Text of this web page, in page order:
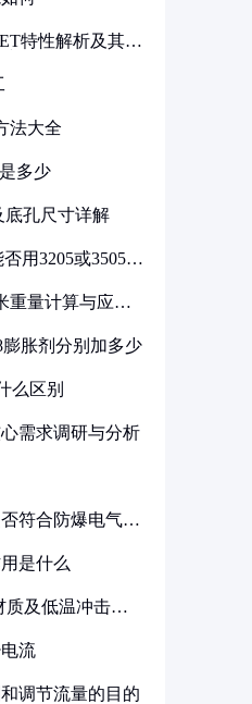
特性解析及其在
法大全
多少
底孔尺寸详解
用3205或3505代
重量计算与应用
胀剂分别加多少
么区别
需求调研与分析
符合防爆电气设
是什么
质及低温冲击要
流
调节流量的目的